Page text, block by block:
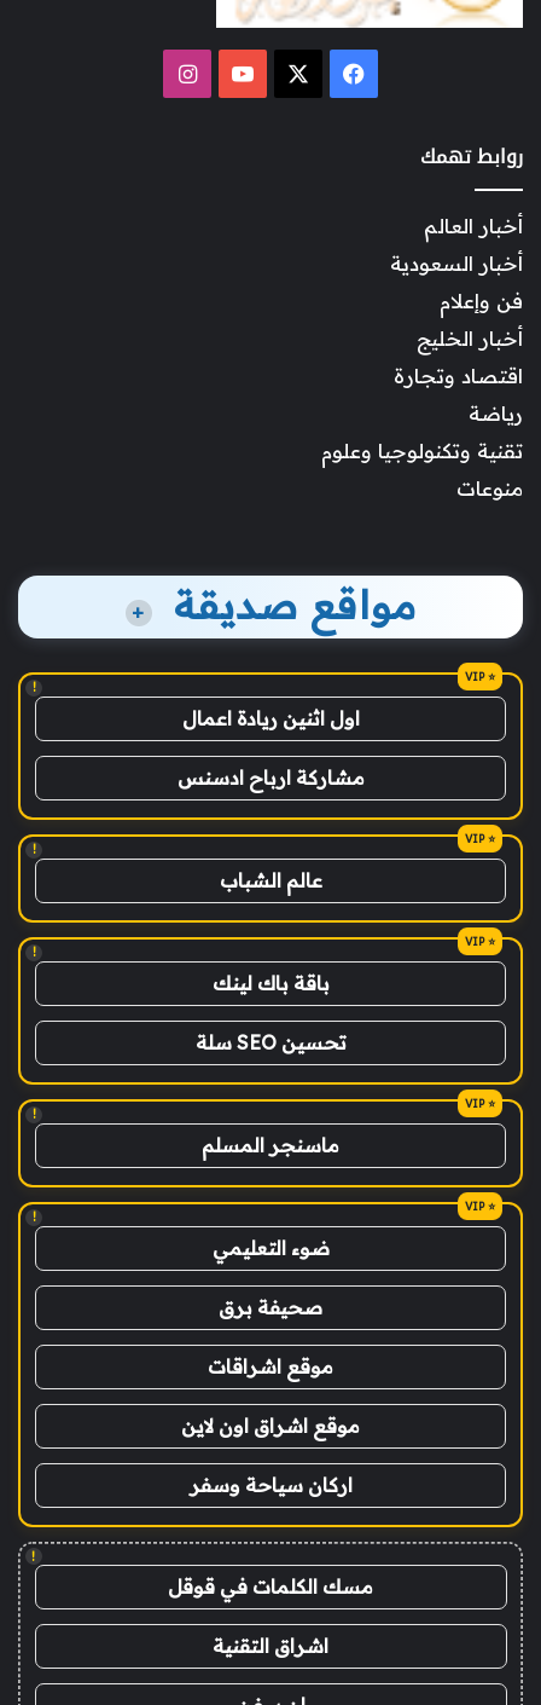
فيسبوك ‫YouTubeانستقرام
روابط تهمك
أخبار العالم
أخبار السعودية
فن وإعلام
أخبار الخليج
اقتصاد وتجارة
رياضة
تقنية وتكنولوجيا وعلوم
منوعات
مواقع صديقة +
!
اول اثنين ريادة اعمال
مشاركة ارباح ادسنس
!
عالم الشباب
!
باقة باك لينك
تحسين SEO سلة
!
ماسنجر المسلم
!
ضوء التعليمي
صحيفة برق
موقع اشراقات
موقع اشراق اون لاين
اركان سياحة وسفر
!
مسك الكلمات في قوقل
اشراق التقنية